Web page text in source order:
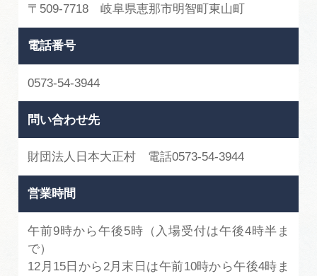
〒509-7718 岐阜県恵那市明智町東山町
電話番号
0573-54-3944
問い合わせ先
財団法人日本大正村 電話0573-54-3944
営業時間
午前9時から午後5時（入場受付は午後4時半ま
で）
12月15日から2月末日は午前10時から午後4時ま